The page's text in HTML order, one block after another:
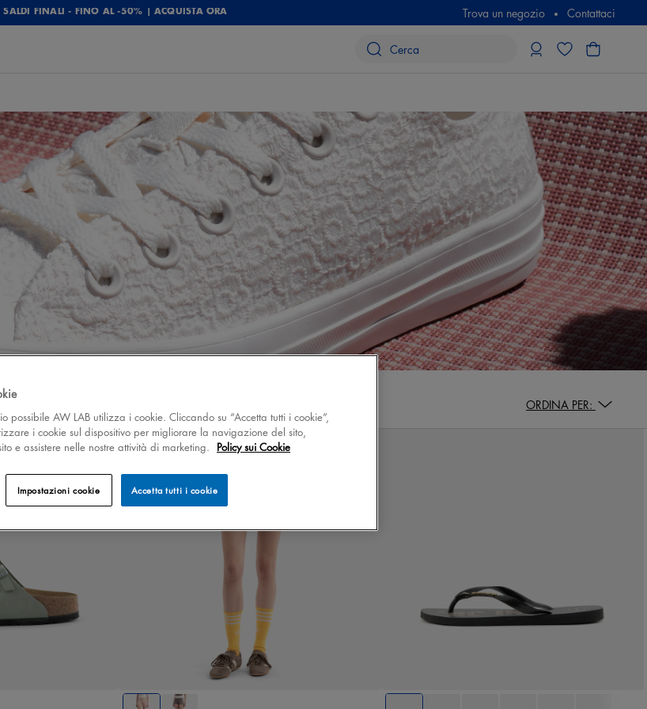
SALDI FINALI - FINO AL -50% | ACQUISTA ORA Trova un negozio Contattaci
ORDINA PER:
39
M
possibile AW LAB utilizza i cookie. Cliccando su “Accetta tutti i cookie”,
i cookie sul dispositivo per migliorare la navigazione del sito,
e assistere nelle nostre attività di marketing. Policy sui Cookie
Accetta tutti i cookie
Impostazioni cookie